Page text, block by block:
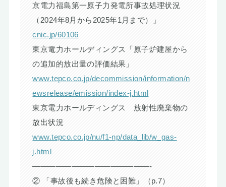
京電力福島第一原子力発電所事故処理状況
（2024年8月から2025年1月まで）」
cnic.jp/60106
東京電力ホールディングス「原子炉建屋から
の追加的放出量の評価結果」
www.tepco.co.jp/decommission/information/n
ewsrelease/emission/index-j.html
東京電力ホールディングス 放射性廃棄物の
放出状況
www.tepco.co.jp/nu/f1-np/data_lib/w_gas-
j.html
———————————————-
② 「事故後も続き危険と困難」（p.7）